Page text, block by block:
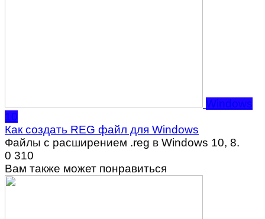
Windows
10
Как создать REG файл для Windows
Файлы с расширением .reg в Windows 10, 8.
0 310
Вам также может понравиться